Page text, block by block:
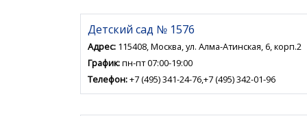
Детский сад № 1576
Адрес: 115408, Москва, ул. Алма-Атинская, 6, корп.2
График:пн-пт 07:00-19:00
Телефон:+7 (495) 341-24-76,+7 (495) 342-01-96